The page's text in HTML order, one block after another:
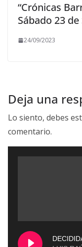
“Crónicas
Sábado 23
24/09/2023
Deja una
Lo siento, debes
comentario.